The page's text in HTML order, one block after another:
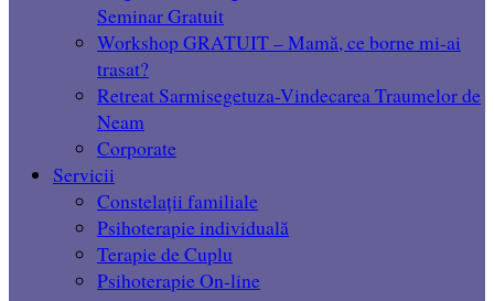
Seminar Gratuit
Workshop GRATUIT – Mamă, ce borne mi-ai
trasat?
Retreat Sarmisegetuza-Vindecarea Traumelor de
Neam
Corporate
Servicii
Constelații familiale
Psihoterapie individuală
Terapie de Cuplu
Psihoterapie On-line